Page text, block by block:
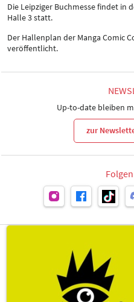
Die Leipziger Buchmesse findet in
Halle 3 statt.
Der Hallenplan der Manga Comic
veröffentlicht.
Up-to-date bleiben
zur